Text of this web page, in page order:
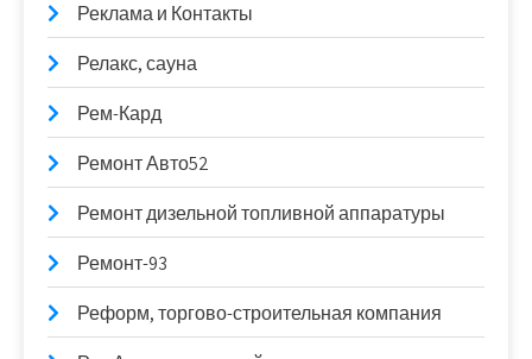
Реклама и Контакты
Релакс, сауна
Рем-Кард
Ремонт Авто52
Ремонт дизельной топливной аппаратуры
Ремонт-93
Реформ, торгово-строительная компания